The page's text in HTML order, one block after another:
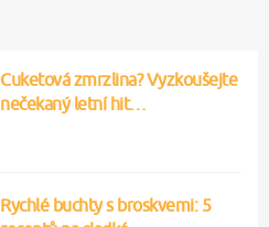
Cuketová zmrzlina? Vyzkoušejte
nečekaný letní hit…
Rychlé buchty s broskvemi: 5